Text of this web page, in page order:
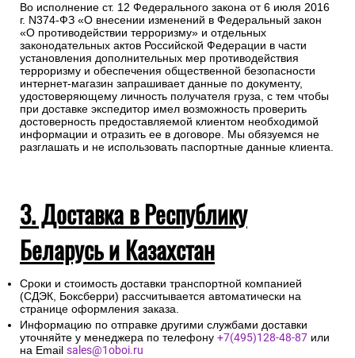
Во исполнение ст. 12 Федерального закона от 6 июля 2016
г. N374-ФЗ «О внесении изменений в Федеральный закон
«О противодействии терроризму» и отдельных
законодательных актов Российской Федерации в части
установления дополнительных мер противодействия
терроризму и обеспечения общественной безопасности
интернет-магазин запрашивает данные по документу,
удостоверяющему личность получателя груза, с тем чтобы
при доставке экспедитор имел возможность проверить
достоверность предоставляемой клиентом необходимой
информации и отразить ее в договоре. Мы обязуемся не
разглашать и не использовать паспортные данные клиента.
3. Доставка в Республику
Беларусь и Казахстан
Сроки и стоимость доставки транспортной компанией
(СДЭК, Боксберри) рассчитывается автоматически на
странице оформления заказа.
Информацию по отправке другими службами доставки
уточняйте у менеджера по телефону +7(495)128-48-87 или
на Email sales@1oboi.ru